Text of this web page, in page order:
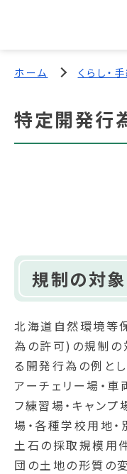
ホーム くらし・
特定開発行
規制の対
北海道自然環境等
為の許可)の規制の
る開発行為の例とし
アーチェリー場・車
フ練習場・キャンプ
場・各種学校用地・
土石の採取規模用
団の土地の形質の